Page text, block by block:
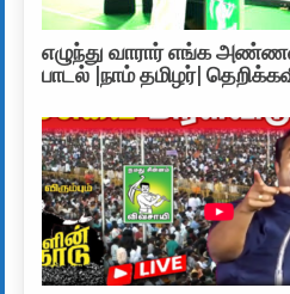
எழுந்து வாரார் எங்க
பாடல் |நாம் தமிழர்|